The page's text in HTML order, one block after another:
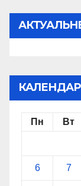
КАЛЕНДАР
Пн Вт
6 7